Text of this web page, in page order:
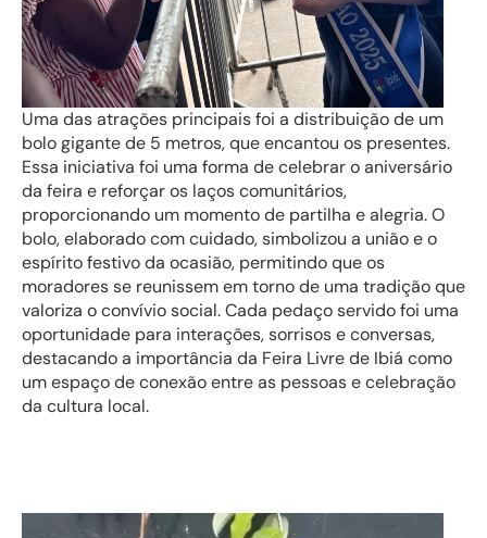
Uma das atrações principais foi a distribuição de um
bolo gigante de 5 metros, que encantou os presentes.
Essa iniciativa foi uma forma de celebrar o aniversário
da feira e reforçar os laços comunitários,
proporcionando um momento de partilha e alegria. O
bolo, elaborado com cuidado, simbolizou a união e o
espírito festivo da ocasião, permitindo que os
moradores se reunissem em torno de uma tradição que
valoriza o convívio social. Cada pedaço servido foi uma
oportunidade para interações, sorrisos e conversas,
destacando a importância da Feira Livre de Ibiá como
um espaço de conexão entre as pessoas e celebração
da cultura local.